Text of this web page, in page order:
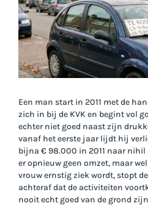
Een man start in 2011 met de
zich in bij de KVK en begint vol
echter niet goed naast zijn
vanaf het eerste jaar lijdt hij
bijna € 98.000 in 2011 naar nihil
er opnieuw geen omzet, maar
vrouw ernstig ziek wordt, stopt
achteraf dat de activiteiten
nooit echt goed van de grond